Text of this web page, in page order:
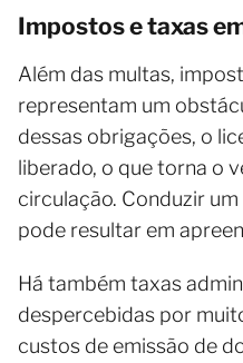
Impostos e taxas
Além das multas,
representam um
dessas obrigações, o
liberado, o que torna o
circulação. Conduzir
pode resultar em
Há também taxas
despercebidas por
custos de emissão de